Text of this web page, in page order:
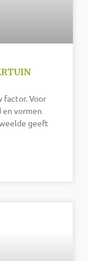
factor. Voor
vormen
geeft